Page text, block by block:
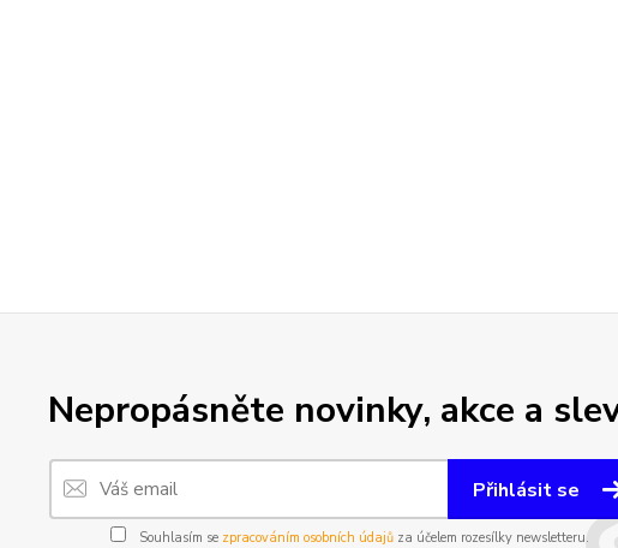
Nepropásněte novinky, akce a
Přihlásit se
Souhlasím se zpracováním osobních údajůza účelem rozesílky newsletteru.